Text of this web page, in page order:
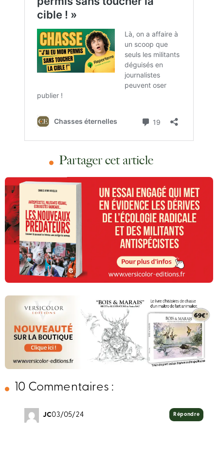
Partager cet article
10 Commentaires :
JC03/05/24 Répondre